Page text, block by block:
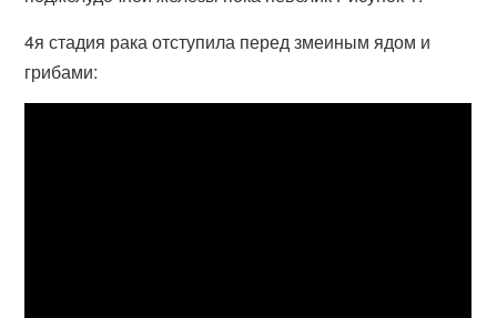
4я стадия рака отступила перед змеиным ядом и
грибами: